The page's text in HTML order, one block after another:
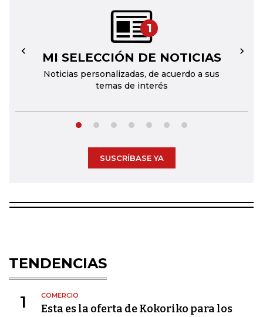
1
MI SELECCIÓN DE NOTICIAS
Noticias personalizadas, de acuerdo a sus
temas de interés
← →
SUSCRÍBASE YA
TENDENCIAS
1 COMERCIO
Esta es la oferta de Kokoriko para los